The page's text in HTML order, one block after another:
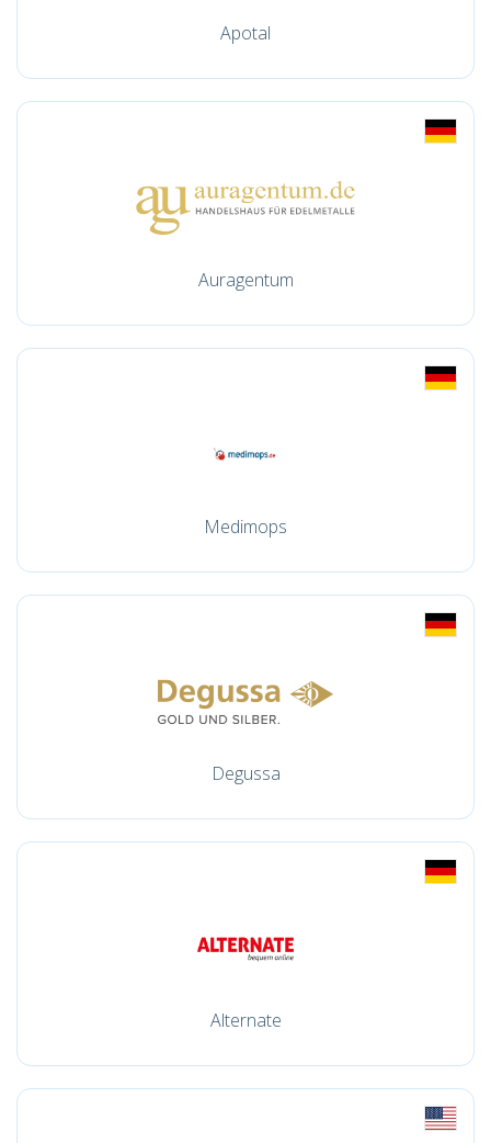
Apotal
Auragentum
Medimops
Degussa
Alternate